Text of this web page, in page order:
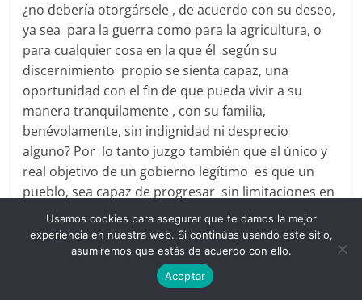
¿no debería otorgársele , de acuerdo con su deseo,
ya sea para la guerra como para la agricultura, o
para cualquier cosa en la que él según su
discernimiento propio se sienta capaz, una
oportunidad con el fin de que pueda vivir a su
manera tranquilamente , con su familia,
benévolamente, sin indignidad ni desprecio
alguno? Por lo tanto juzgo también que el único y
real objetivo de un gobierno legítimo es que un
pueblo, sea capaz de progresar sin limitaciones en
lo corporal y lo espiritual, y se pueda permitir que
algunos excedan en bienestar a otros pero esto
nunca de manera que se haga a costa o impidiendo
Usamos cookies para asegurar que te damos la mejor
experiencia en nuestra web. Si continúas usando este sitio,
asumiremos que estás de acuerdo con ello.
Aceptar